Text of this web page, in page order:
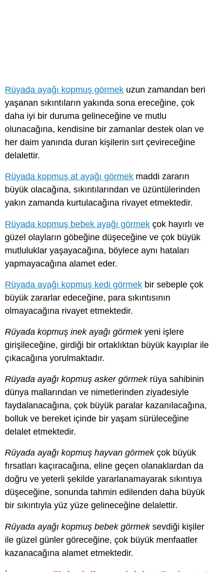
Rüyada ayağı kopmuş görmek uzun zamandan beri
yaşanan sıkıntıların yakında sona ereceğine, çok
daha iyi bir duruma gelineceğine ve mutlu
olunacağına, kendisine bir zamanlar destek olan ve
her daim yanında duran kişilerin sırt çevireceğine
delalettir.
Rüyada kopmuş at ayağı görmek maddi zararın
büyük olacağına, sıkıntılarından ve üzüntülerinden
yakın zamanda kurtulacağına rivayet etmektedir.
Rüyada kopmuş bebek ayağı görmek çok hayırlı ve
güzel olayların göbeğine düşeceğine ve çok büyük
mutluluklar yaşayacağına, böylece aynı hataları
yapmayacağına alamet eder.
Rüyada ayağı kopmuş kedi görmek bir sebeple çok
büyük zararlar edeceğine, para sıkıntısının
olmayacağına rivayet etmektedir.
Rüyada kopmuş inek ayağı görmekyeni işlere
girişileceğine, girdiği bir ortaklıktan büyük kayıplar ile
çıkacağına yorulmaktadır.
Rüyada ayağı kopmuş asker görmekrüya sahibinin
dünya mallarından ve nimetlerinden ziyadesiyle
faydalanacağına, çok büyük paralar kazanılacağına,
bolluk ve bereket içinde bir yaşam sürüleceğine
delalet etmektedir.
Rüyada ayağı kopmuş hayvan görmekçok büyük
fırsatları kaçıracağına, eline geçen olanaklardan da
doğru ve yeterli şekilde yararlanamayarak sıkıntıya
düşeceğine, sonunda tahmin edilenden daha büyük
bir sıkıntıyla yüz yüze gelineceğine delalettir.
Rüyada ayağı kopmuş bebek görmeksevdiği kişiler
ile güzel günler göreceğine, çok büyük menfaatler
kazanacağına alamet etmektedir.